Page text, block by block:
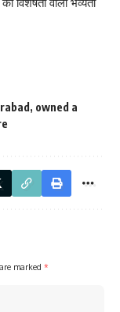
, owned a
marked *